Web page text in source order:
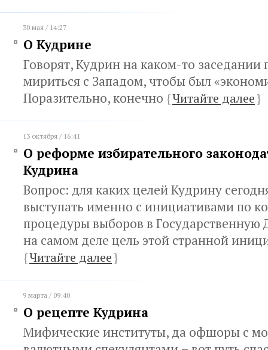
30 мая / 14:27
О Кудрине
Говорят, Кудрин на каком-то заседании
мириться с Западом, чтобы был
Поразительно, конечно {Читайте далее}
13 октября / 16:41
О реформе избирательного
Кудрина
Вопрос: для каких целей Кудрину
выступать именно с инициативами по
процедуры выборов в Государственную
на самом деле цель этой странной
{Читайте далее}
9 марта / 09:40
О рецепте Кудрина
Мифические институты, да офшоры с